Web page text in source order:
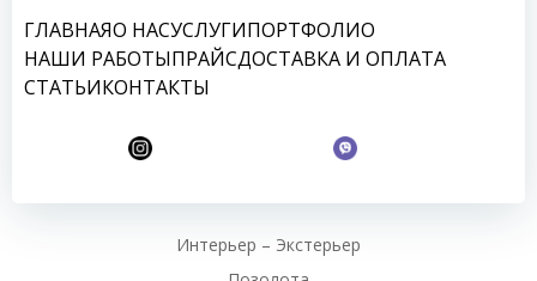
ГЛАВНАЯО НАСУСЛУГИПОРТФОЛИО
НАШИ РАБОТЫПРАЙСДОСТАВКА И ОПЛАТА
СТАТЬИКОНТАКТЫ
Интерьер – Экстерьер